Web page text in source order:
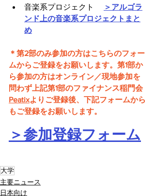
音楽系プロジェクト
＞アルゴラ
ンド上の音楽系プロジェクトまと
め
＊第2部のみ参加の方はこちらのフォー
ムからご登録をお願いします。第1部か
ら参加の方はオンライン／現地参加を
問わず上記第1部のファイナンス稲門会
Peatixよりご登録後、下記フォームから
もご登録をお願いします。
＞参加登録フォーム
大学
主要ニュース
日本向け